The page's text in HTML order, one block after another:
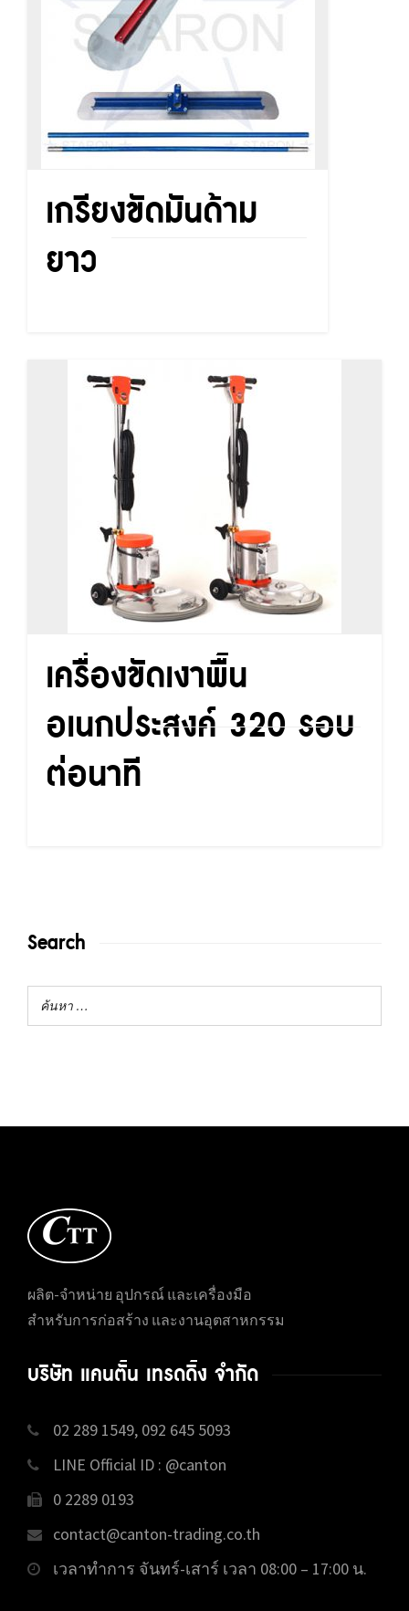
เกรียงขัดมันด้าม
ยาว
เครื่องขัดเงาพื้น
อเนกประสงค์ 320 รอบ
ต่อนาที
Search
ผลิต-จำหน่าย อุปกรณ์ และเครื่องมือ
สำหรับการก่อสร้าง และงานอุตสาหกรรม
บริษัท แคนตั้น เทรดดิ้ง จำกัด
02 289 1549, 092 645 5093
LINE Official ID : @canton
0 2289 0193
contact@canton-trading.co.th
เวลาทำการ จันทร์-เสาร์ เวลา 08:00 – 17:00 น.